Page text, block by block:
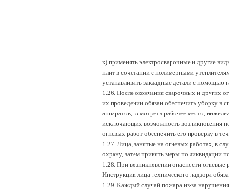
к) применять электросварочные и другие
плит в сочетании с полимерными
устанавливать закладные детали с помощью
1.26. После окончания сварочных и других
их проведении обязан обеспечить уборку в
аппаратов, осмотреть рабочее место,
исключающих возможность возникновения
огневых работ обеспечить его проверку в
1.27. Лица, занятые на огневых работах, в
охрану, затем принять меры по ликвидации
1.28. При возникновении опасности
Инструкции лица технического надзора
1.29. Каждый случай пожара из-за